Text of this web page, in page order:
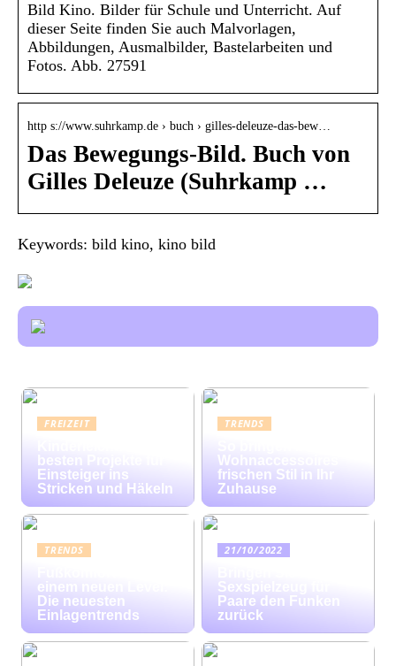
Bild Kino. Bilder für Schule und Unterricht. Auf
dieser Seite finden Sie auch Malvorlagen,
Abbildungen, Ausmalbilder, Bastelarbeiten und
Fotos. Abb. 27591
http s://www.suhrkamp.de › buch › gilles-deleuze-das-bew…
Das Bewegungs-Bild. Buch von
Gilles Deleuze (Suhrkamp …
Keywords: bild kino, kino bild
FREIZEIT
besten Projekte für
Einsteiger ins
Stricken und Häkeln
TRENDS
Wohnaccessoires
frischen Stil in Ihr
Zuhause
TRENDS
einem neuen Level:
Die neuesten
Einlagentrends
21/10/2022
Sexspielzeug für
Paare den Funken
zurück